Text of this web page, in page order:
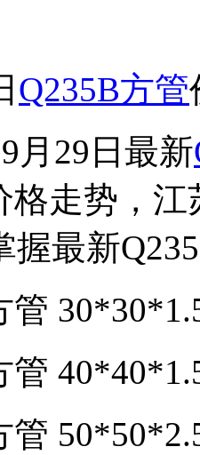
Q235B方管
29日最新
格走势，江
握最新
30*30*1.5
40*40*1.5
50*50*2.5